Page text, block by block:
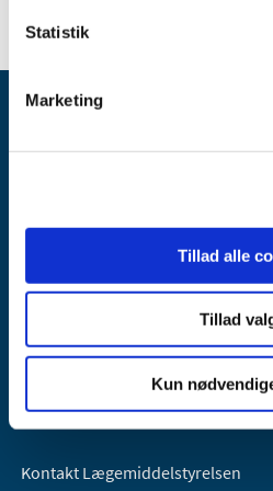
Statistik
Marketing
Tillad alle
Tillad
Kun
Lægemiddelstyrelsen
2300 København S
Lægemiddelstyrelsen er en del af
Sundheds- og Kirkeministeriet.
Kontakt Lægemiddelstyrelsen